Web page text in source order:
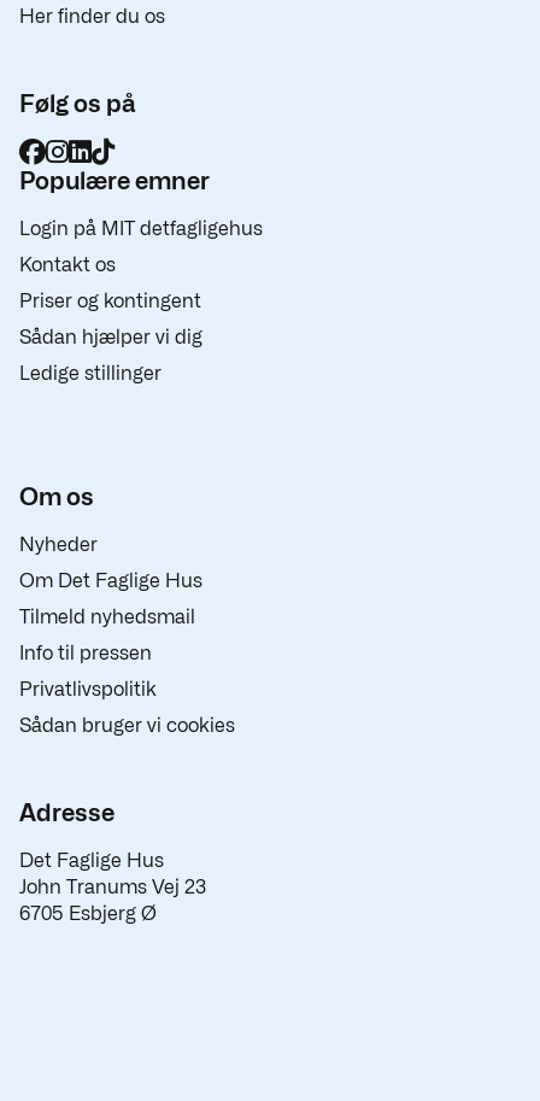
Her finder du os
Følg os på
Populære emner
Login på MIT detfagligehus
Kontakt os
Priser og kontingent
Sådan hjælper vi dig
Ledige stillinger
Om os
Nyheder
Om Det Faglige Hus
Tilmeld nyhedsmail
Info til pressen
Privatlivspolitik
Sådan bruger vi cookies
Adresse
Det Faglige Hus
John Tranums Vej 23
6705 Esbjerg Ø